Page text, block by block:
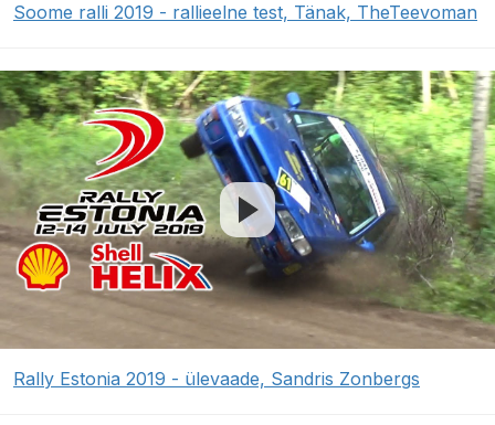
Soome ralli 2019 - rallieelne test, Tänak, TheTeevoman
Rally Estonia 2019 - ülevaade, Sandris Zonbergs